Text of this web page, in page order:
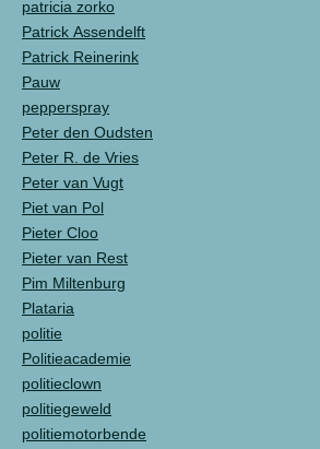
patricia zorko
Patrick Assendelft
Patrick Reinerink
Pauw
pepperspray
Peter den Oudsten
Peter R. de Vries
Peter van Vugt
Piet van Pol
Pieter Cloo
Pieter van Rest
Pim Miltenburg
Plataria
politie
Politieacademie
politieclown
politiegeweld
politiemotorbende